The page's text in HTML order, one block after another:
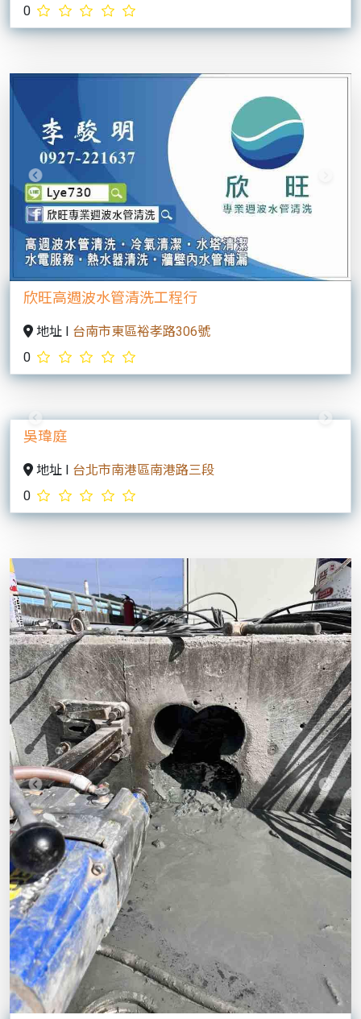
0
Previous
欣旺高週波水管清洗工程行
地址 I 台南市東區裕孝路306號
0
Previous
吳瑋庭
地址 I 台北市南港區南港路三段
0
Previous Next